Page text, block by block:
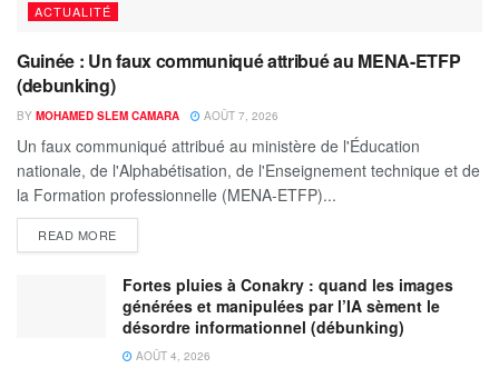
ACTUALITÉ
Guinée : Un faux communiqué attribué au MENA-ETFP
(debunking)
BY MOHAMED SLEM CAMARA AOÛT 7, 2026
Un faux communiqué attribué au ministère de l'Éducation
nationale, de l'Alphabétisation, de l'Enseignement technique et de
la Formation professionnelle (MENA-ETFP)...
READ MORE
Fortes pluies à Conakry : quand les images
générées et manipulées par l’IA sèment le
désordre informationnel (débunking)
AOÛT 4, 2026